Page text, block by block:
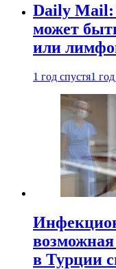
Daily Mail:
может
или
1 год спустя1
в Турции